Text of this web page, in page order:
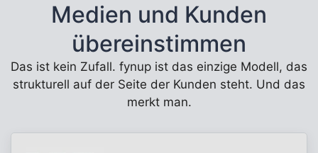
Medien und Kunden
übereinstimmen
Das ist kein Zufall. fynup ist das einzige Modell, das
strukturell auf der Seite der Kunden steht. Und das
merkt man.